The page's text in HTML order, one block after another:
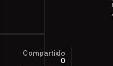
Compartido
0